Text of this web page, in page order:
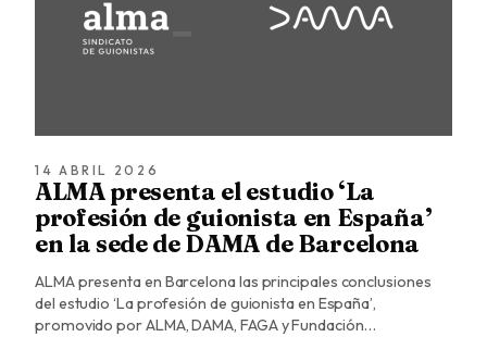
14 ABRIL 2026
ALMA presenta el estudio ‘La
profesión de guionista en España’
en la sede de DAMA de Barcelona
ALMA presenta en Barcelona las principales conclusiones
del estudio ‘La profesión de guionista en España’,
promovido por ALMA, DAMA, FAGA y Fundación…